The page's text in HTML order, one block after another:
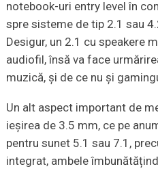
notebook-uri entry level în
spre sisteme de tip 2.1 sau
Desigur, un 2.1 cu speakere
audiofil, însă va face
muzică, și de ce nu și
Un alt aspect important de
ieșirea de 3.5 mm, ce pe
pentru sunet 5.1 sau 7.1,
integrat, ambele